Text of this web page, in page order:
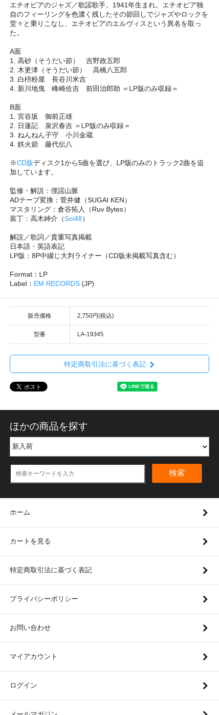
エチオピアのジャズ／歌謡歌手。1941年生まれ。エチオピア独
自のフィーリングを色濃く残したその節回しでジャズやロックを
堂々と乗りこなし、エチオピアのエルヴィスという異名を取っ
た。
A面
1. 高砂（そうだい節） 吉野政五郎
2. 木更津（そうだい節） 高橋八五郎
3. 白枡粉屋 長谷川米吉
4. 新川地曳 峰崎佐吉 前田治郎助 ＝LP版のみ収録＝
B面
1. 宮谷坂 御前正雄
2. 日蓮記 泉沢春吉 ＝LP版のみ収録＝
3. ねんねん子守 小川金蔵
4. 鉄火節 藤代伝八
※CD版ディスク1から5曲を選び、LP版のみのトラック2曲を追
加しています。
監修・解説：俚謡山脈
ADテープ変換：菅井健（SUGAI KEN）
マスタリング：倉谷拓人（Ruv Bytes）
装丁：高木紳介（Soi48）
解説／歌詞／貴重写真掲載
日本語・英語表記
LP版：8P中綴じ大判ライナー（CD版未掲載写真含む）
Format：LP
Label： EM RECORDS (JP)
販売価格 2,750円(税込)
型番 LA-19345
特定商取引法に基づく表記
ほかの商品を探す
検索
ホーム
カートを見る
特定商取引法に基づく表記
プライバシーポリシー
お問い合わせ
マイアカウント
ログイン